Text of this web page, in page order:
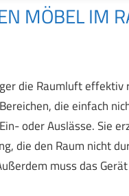
MÖBEL IM
die Raumluft
die einfach
oder Auslässe. Sie
die den Raum nicht
muss das